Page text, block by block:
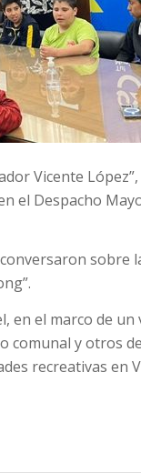
Vicente
el Despacho
sobre
en el marco de
comunal y otros
recreativas en